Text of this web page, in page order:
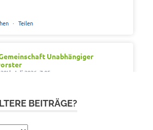
· Teilen
Unabhängiger
Juli 2026, 7:05
schöne Ferien, Sonne und gute
BEITRÄGE?